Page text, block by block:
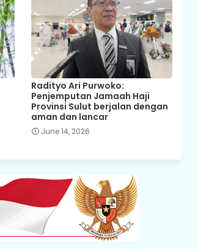
Radityo Ari Purwoko:
Penjemputan Jamaah Haji
Provinsi Sulut berjalan dengan
aman dan lancar
June 14, 2026